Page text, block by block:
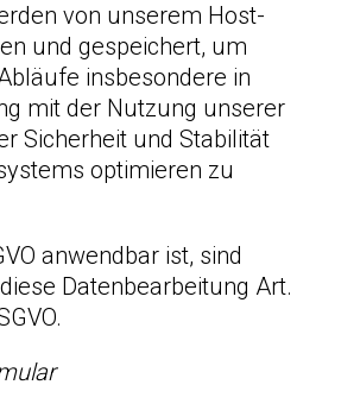
von unserem Host-
und gespeichert, um
insbesondere in
mit der Nutzung unserer
Sicherheit und Stabilität
optimieren zu
anwendbar ist, sind
Datenbearbeitung Art.